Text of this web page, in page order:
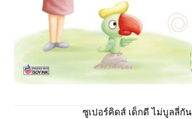
ซูเปอร์คิดส์ เด็กดี ไม่บูลลี่กัน